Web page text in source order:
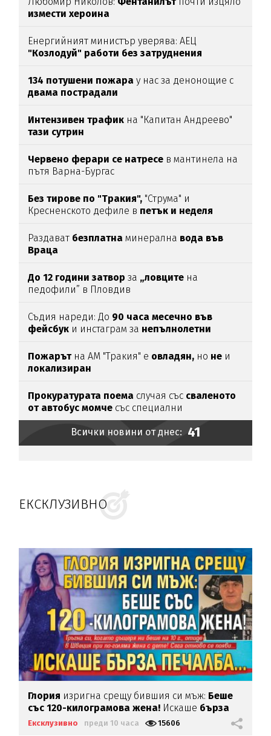
измести хероина
Енергийният министър уверява: АЕЦ
"Козлодуй" работи без затруднения
134 потушени пожара у нас за денонощие с
двама пострадали
Интензивен трафик на "Капитан Андреево"
тази сутрин
Червено ферари се натресе в мантинела на
пътя Варна-Бургас
Без тирове по "Тракия", "Струма" и
Кресненското дефиле в петък и неделя
Раздават безплатна минерална вода във
Враца
До 12 години затвор за „ловците на
педофили” в Пловдив
Съдия нареди: До 90 часа месечно във
фейсбук и инстаграм за непълнолетни
Пожарътна АМ "Тракия" е овладян, но не и
локализиран
Прокуратурата поема случая със сваленото
от автобус момче със специални
потребности
Всички новини от днес: 41
ЕКСКЛУЗИВНО
Глория изригна срещу бившия си мъж: Беше
със 120-килограмова жена! Искаше бърза
печалба...
Ексклузивно преди 10 часа 15606